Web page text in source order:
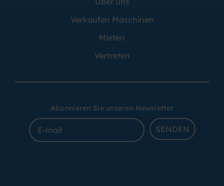
Verkaufen Maschinen
Mieten
Vertreten
Abonnieren Sie unseren Newsletter
SENDEN